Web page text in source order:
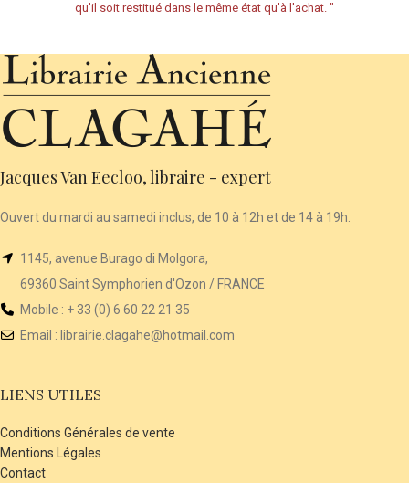
qu'il soit restitué dans le même état qu'à l'achat. "
Jacques Van Eecloo, libraire - expert
Ouvert du mardi au samedi inclus, de 10 à 12h et de 14 à 19h.
1145, avenue Burago di Molgora,
69360 Saint Symphorien d'Ozon / FRANCE
Mobile : + 33 (0) 6 60 22 21 35
Email : librairie .clagahe@hotmail.com
LIENS UTILES
Conditions Générales de vente
Mentions Légales
Contact